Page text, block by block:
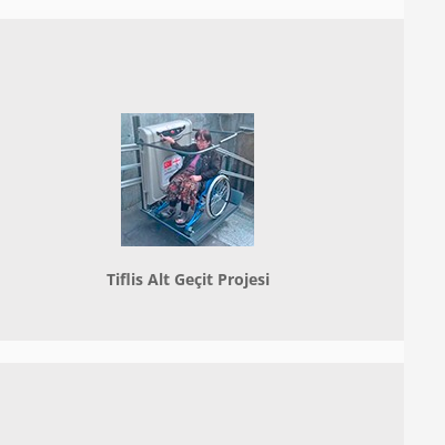
Tiflis Alt Geçit Projesi